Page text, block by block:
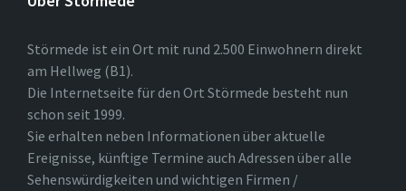
Störmede ist ein Ort mit rund 2.500 Einwohnern direkt
am Hellweg (B1).
Die Internetseite für den Ort Störmede besteht nun
schon seit 1999.
Sie erhalten neben Informationen über aktuelle
Ereignisse, künftige Termine auch Adressen über alle
Sehenswürdigkeiten und wichtigen Firmen /